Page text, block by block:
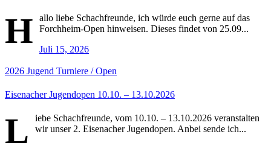
H
allo liebe Schachfreunde, ich würde euch gerne auf das
Forchheim-Open hinweisen. Dieses findet von 25.09...
Juli 15, 2026
2026 Jugend Turniere / Open
Eisenacher Jugendopen 10.10. – 13.10.2026
L
iebe Schachfreunde, vom 10.10. – 13.10.2026 veranstalten
wir unser 2. Eisenacher Jugendopen. Anbei sende ich...